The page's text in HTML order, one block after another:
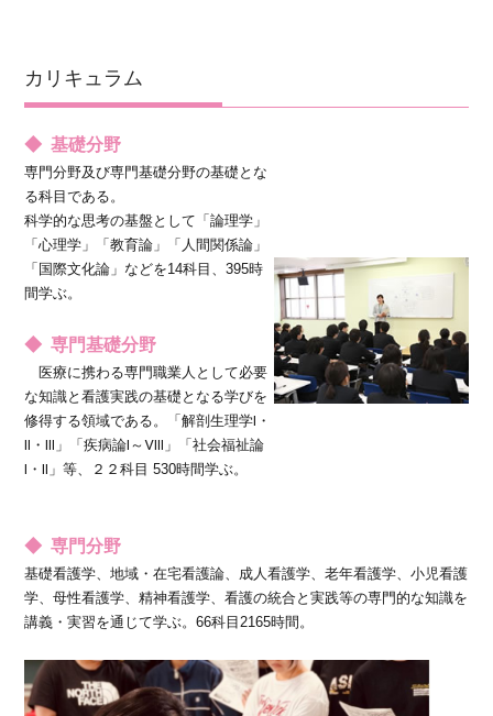
カリキュラム
◆ 基礎分野
専門分野及び専門基礎分野の基礎とな
る科目である。
科学的な思考の基盤として「論理学」
「心理学」「教育論」「人間関係論」
「国際文化論」などを14科目、395時
間学ぶ。
◆ 専門基礎分野
医療に携わる専門職業人として必要
な知識と看護実践の基礎となる学びを
修得する領域である。「解剖生理学Ⅰ・
Ⅱ・Ⅲ」「疾病論Ⅰ～Ⅷ」「社会福祉論
Ⅰ・Ⅱ」等、２２科目 530時間学ぶ。
◆ 専門分野
基礎看護学、地域・在宅看護論、成人看護学、老年看護学、小児看護
学、母性看護学、精神看護学、看護の統合と実践等の専門的な知識を
講義・実習を通じて学ぶ。66科目2165時間。